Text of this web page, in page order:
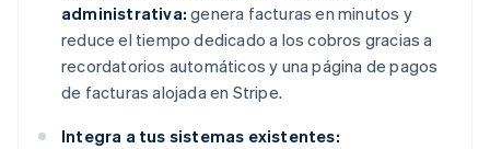
administrativa: genera facturas en minutos y
reduce el tiempo dedicado a los cobros gracias a
recordatorios automáticos y una página de pagos
de facturas alojada en Stripe.
Integra a tus sistemas existentes: